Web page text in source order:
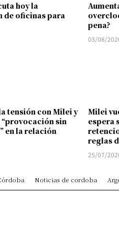
hoy la
de oficinas para
pena?
03/08/
tensión con Milei y
“provocación sin
en la relación
Milei
espera
reglas
25/07/
Noticias de cordoba